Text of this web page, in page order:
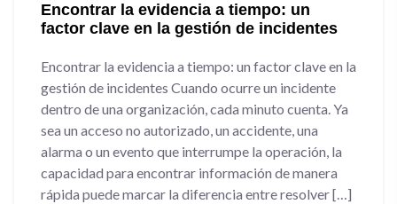
Encontrar la evidencia a tiempo: un
factor clave en la gestión de incidentes
Encontrar la evidencia a tiempo: un factor clave en la
gestión de incidentes Cuando ocurre un incidente
dentro de una organización, cada minuto cuenta. Ya
sea un acceso no autorizado, un accidente, una
alarma o un evento que interrumpe la operación, la
capacidad para encontrar información de manera
rápida puede marcar la diferencia entre resolver […]